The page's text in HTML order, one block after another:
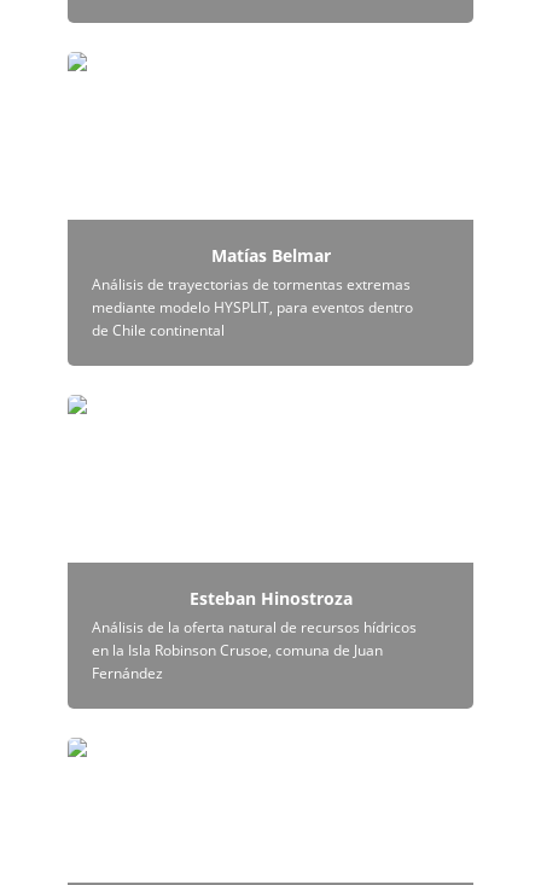
Matías Belmar
Matías Belmar
Análisis de trayectorias de tormentas extremas
mediante modelo HYSPLIT, para eventos dentro
de Chile continental
Esteban Hinostroza
Esteban Hinostroza
Análisis de la oferta natural de recursos hídricos
en la Isla Robinson Crusoe, comuna de Juan
Fernández
Felipe Morales